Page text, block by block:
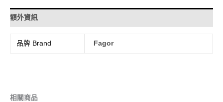
額外資訊
品牌 Brand Fagor
相關商品